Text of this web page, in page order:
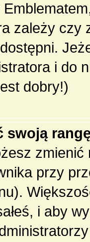
zależy czy
i do
dobry!)
swoją
przy
i aby